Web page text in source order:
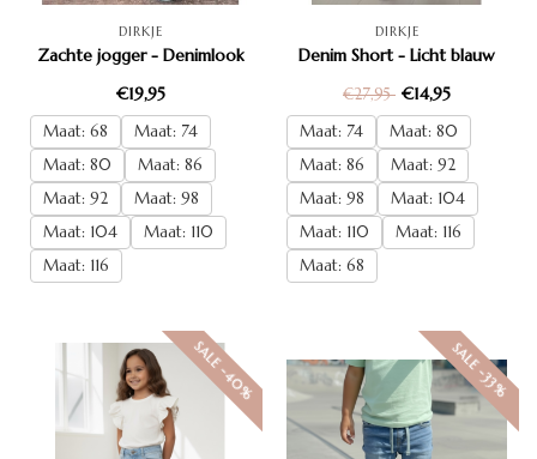
DIRKJE
Zachte jogger - Denimlook
€19,95
Maat: 68
Maat: 74
Maat: 80
Maat: 86
Maat: 92
Maat: 98
Maat: 104
Maat: 110
Maat: 116
DIRKJE
Denim Short - Licht blauw
€27,95 €14,95
Maat: 74
Maat: 80
Maat: 86
Maat: 92
Maat: 98
Maat: 104
Maat: 110
Maat: 116
Maat: 68
SALE -40% SALE -33%